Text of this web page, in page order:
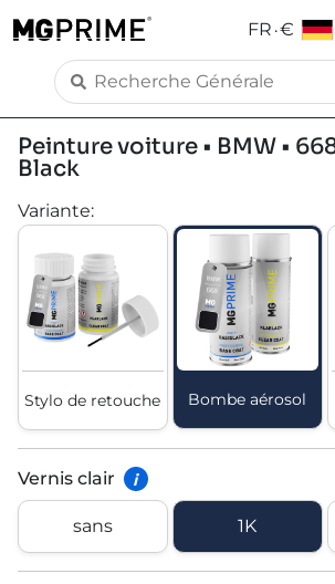
FR .€
Peinture voiture • BMW •
Black
Variante:
Stylo de retouche Bombe aérosol
Vernis clair i
sans 1K